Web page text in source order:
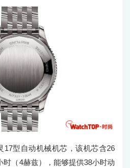
17型自动机械机芯，该机芯含26
时（4赫兹），能够提供38小时动